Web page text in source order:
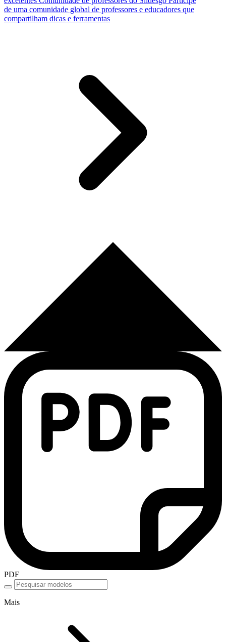
de uma comunidade global de professores e educadores que
compartilham dicas e ferramentas
PDF
Mais